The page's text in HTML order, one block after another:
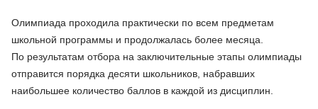
Олимпиада проходила практически по всем предметам
школьной программы и продолжалась более месяца.
По результатам отбора на заключительные этапы олимпиады
отправится порядка десяти школьников, набравших
наибольшее количество баллов в каждой из дисциплин.